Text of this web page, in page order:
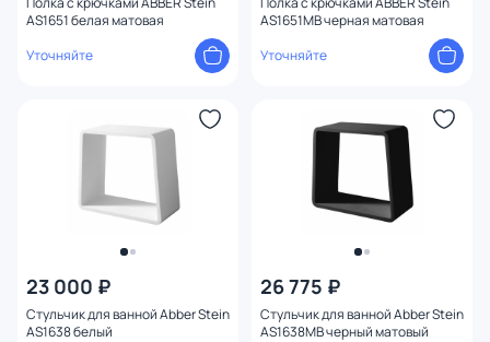
AS1651 белая матовая
Уточняйте
AS1651MB черная матовая
Уточняйте
23 000 ₽
Стульчик для ванной Abber Stein
AS1638 белый
26 775 ₽
Стульчик для ванной Abber Stein
AS1638MB черный матовый